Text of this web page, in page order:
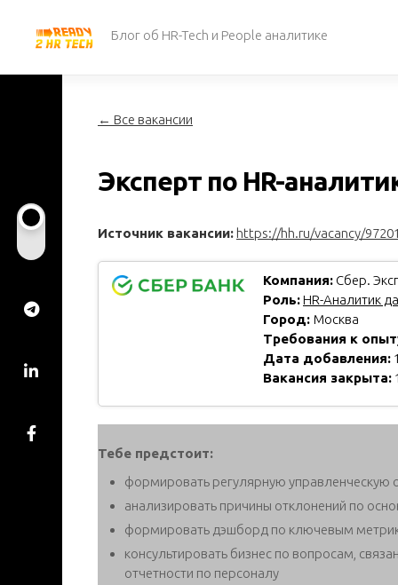
содержанию
Блог об HR-Tech и People аналитике
← Все вакансии
Эксперт по HR-
Источник вакансии: https://hh.ru/vacancy/
Компания: Сбер.
Роль:HR-Аналитик
Город: Москва
Требования к
Дата добавления:
Вакансия закрыта:
Тебе предстоит:
формировать регулярную управленческую
анализировать причины отклонений по
формировать дэшборд по ключевым
консультировать бизнес по вопросам,
отчетности по персоналу